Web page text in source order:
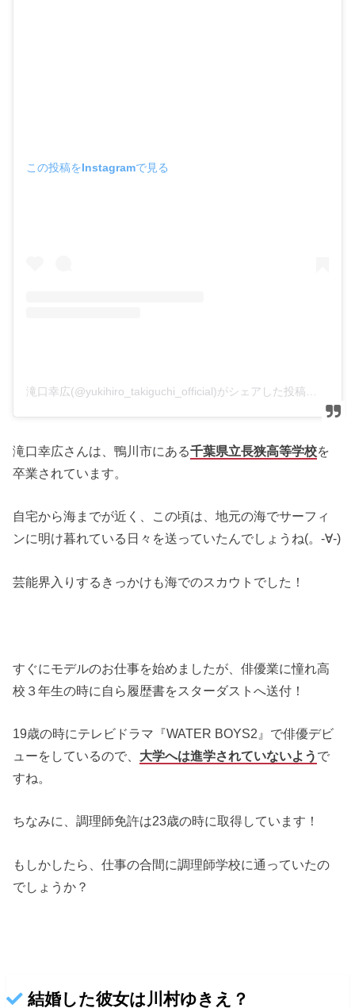
この投稿をInstagramで見る
滝口幸広さんは、鴨川市にある千葉県立長狭高等学校を
卒業されています。
自宅から海までが近く、この頃は、地元の海でサーフィ
ンに明け暮れている日々を送っていたんでしょうね(。-∀-)
芸能界入りするきっかけも海でのスカウトでした！
すぐにモデルのお仕事を始めましたが、俳優業に憧れ高
校３年生の時に自ら履歴書をスターダストへ送付！
19歳の時にテレビドラマ『WATER BOYS2』で俳優デビ
ューをしているので、 大学へは進学されていないよう で
すね。
ちなみに、調理師免許は23歳の時に取得しています！
もしかしたら、仕事の合間に調理師学校に通っていたの
でしょうか？
結婚した彼女は川村ゆきえ？